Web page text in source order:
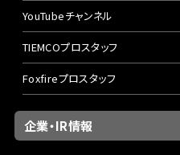
YouTubeチャンネル
TIEMCOプロスタッフ
Foxfireプロスタッフ
企業・IR情報